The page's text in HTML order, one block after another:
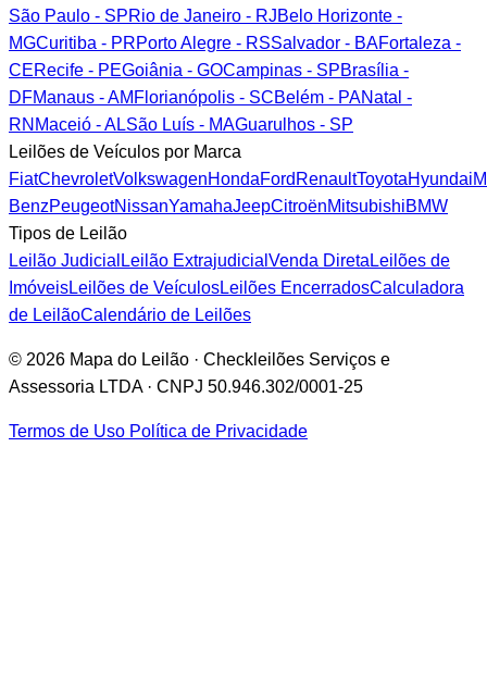
São Paulo - SPRio de Janeiro - RJBelo Horizonte -
MGCuritiba - PRPorto Alegre - RSSalvador - BAFortaleza -
CERecife - PEGoiânia - GOCampinas - SPBrasília -
DFManaus - AM Florianópolis - SCBelém - PANatal -
RN Maceió - ALSão Luís - MAGuarulhos - SP
Leilões de Veículos por Marca
FiatChevroletVolkswagenHondaFord RenaultToyotaHyundai
BenzPeugeotNissanYamahaJeepCitroënMitsubishiBMW
Tipos de Leilão
Leilão Judicial Leilão Extrajudicial Venda Direta Leilões de
ImóveisLeilões de VeículosLeilões EncerradosCalculadora
de LeilãoCalendário de Leilões
© 2026 Mapa do Leilão · Checkleilões Serviços e
Assessoria LTDA · CNPJ 50.946.302/0001-25
Termos de Uso Política de Privacidade